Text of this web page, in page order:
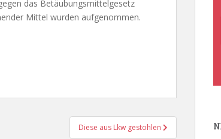
das Betäubungsmittelgesetz
Mittel wurden aufgenommen.
Diese aus Lkw gestohlen